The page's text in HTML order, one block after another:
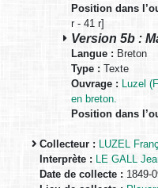
Position dans
r - 41 r]
Version 5b :
Langue : Breton
Type : Texte
Ouvrage : Luzel
en breton.
Position dans
Collecteur : LUZEL
Interprète : LE GALL
Date de collecte : 1849-